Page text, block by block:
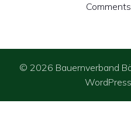
© 2026 Bauernverband